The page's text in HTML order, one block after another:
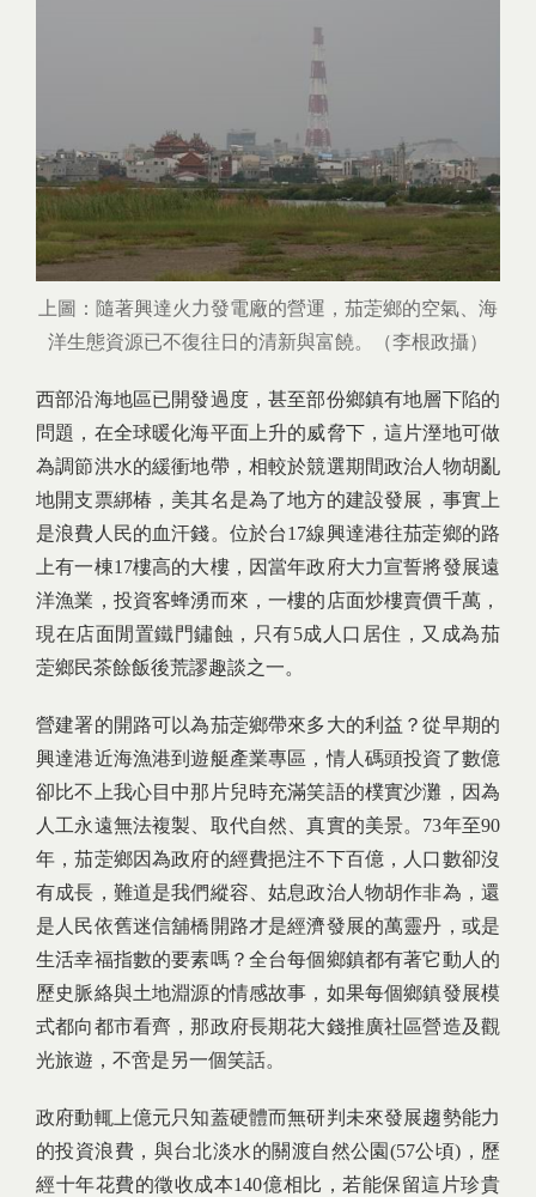
上圖：隨著興達火力發電廠的營運，茄萣鄉的空氣、海
洋生態資源已不復往日的清新與富饒。（李根政攝）
西部沿海地區已開發過度，甚至部份鄉鎮有地層下陷的
問題，在全球暖化海平面上升的威脅下，這片溼地可做
為調節洪水的緩衝地帶，相較於競選期間政治人物胡亂
地開支票綁椿，美其名是為了地方的建設發展，事實上
是浪費人民的血汗錢。位於台17線興達港往茄萣鄉的路
上有一棟17樓高的大樓，因當年政府大力宣誓將發展遠
洋漁業，投資客蜂湧而來，一樓的店面炒樓賣價千萬，
現在店面閒置鐵門鏽蝕，只有5成人口居住，又成為茄
萣鄉民茶餘飯後荒謬趣談之一。
營建署的開路可以為茄萣鄉帶來多大的利益？從早期的
興達港近海漁港到遊艇產業專區，情人碼頭投資了數億
卻比不上我心目中那片兒時充滿笑語的樸實沙灘，因為
人工永遠無法複製、取代自然、真實的美景。73年至90
年，茄萣鄉因為政府的經費挹注不下百億，人口數卻沒
有成長，難道是我們縱容、姑息政治人物胡作非為，還
是人民依舊迷信舖橋開路才是經濟發展的萬靈丹，或是
生活幸福指數的要素嗎？全台每個鄉鎮都有著它動人的
歷史脈絡與土地淵源的情感故事，如果每個鄉鎮發展模
式都向都市看齊，那政府長期花大錢推廣社區營造及觀
光旅遊，不啻是另一個笑話。
政府動輒上億元只知蓋硬體而無研判未來發展趨勢能力
的投資浪費，與台北淡水的關渡自然公園(57公頃)，歷
經十年花費的徵收成本140億相比，若能保留這片珍貴